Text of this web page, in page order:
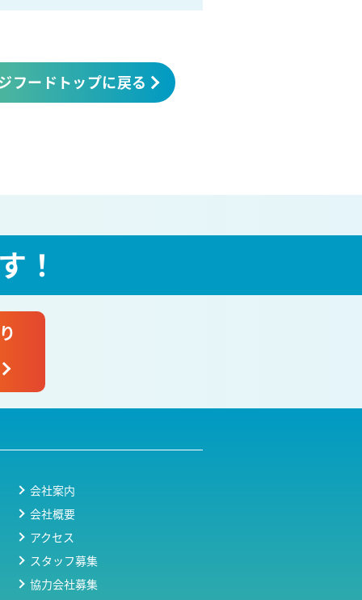
フードトップに戻る
！
会社案内
会社概要
アクセス
スタッフ募集
協力会社募集